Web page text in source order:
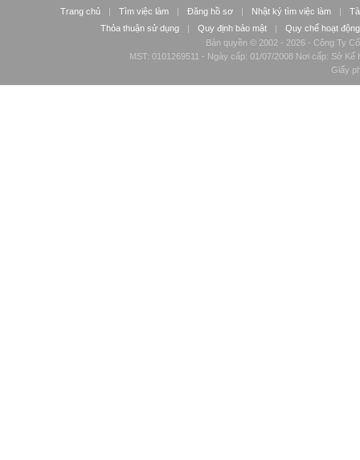
Trang chủ | Tìm việc làm | Đăng hồ sơ | Nhật ký tìm việc làm |
Thỏa thuận sử dụng
| Quy định bảo mật |
Quy chế hoạt động
Bản quyền © 2002 - 2026 - Công Ty
MST: 0101269511 - Ngày cấp: 01/07/2008 Nơi cấp: Sở
Giấy